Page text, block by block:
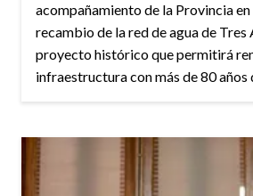
acompañamiento de la Provincia
recambio de la red de agua de Tres
proyecto histórico que permitirá
infraestructura con más de 80 años